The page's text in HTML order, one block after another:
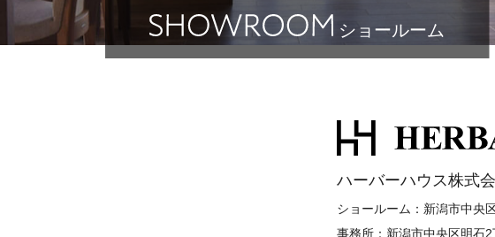
ショールーム
ハーバーハウス株式
ショールーム：新潟市中央
事務所：新潟市中央区明石